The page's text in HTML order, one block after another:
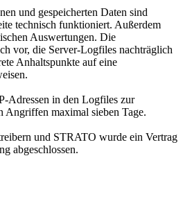
und gespeicherten Daten sind
technisch funktioniert. Außerdem
Auswertungen. Die
vor, die Server-Logfiles nachträglich
Anhaltspunkte auf eine
Adressen in den Logfiles zur
maximal sieben Tage.
und STRATO wurde ein Vertrag
abgeschlossen.